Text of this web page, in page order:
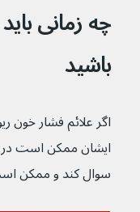
چه زمانی
باشید
اگر علائم فشار خون
ایشان ممکن است در
سوال کند و ممکن